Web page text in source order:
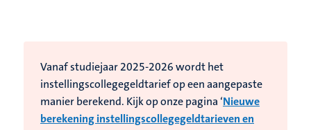
Vanaf studiejaar 2025-2026 wordt het
instellingscollegegeldtarief op een aangepaste
manier berekend. Kijk op onze pagina ‘Nieuwe
berekening instellingscollegegeldtarieven en